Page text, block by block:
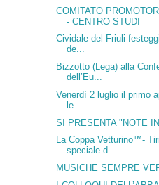
COMITATO
- CENTRO STUDI
Cividale del Friuli
de...
Bizzotto (Lega) alla
dell’Eu...
Venerdì 2 luglio il primo
le ...
SI PRESENTA "NOTE
La Coppa Vetturino™-
speciale d...
MUSICHE SEMPRE